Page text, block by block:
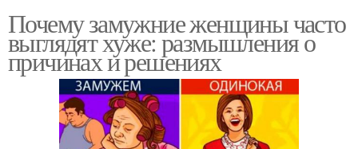
Почему замужние женщины часто
выглядят хуже: размышления о
причинах и решениях